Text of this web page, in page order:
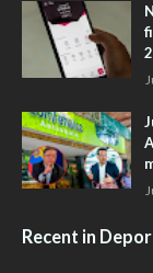
Recent in